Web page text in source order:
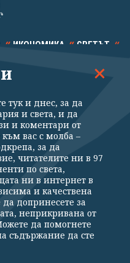
ИКОНОМИКА СВЕТЪТ
КАЛЕЙДОСКОП
за поверителност
Контакти
За Клуб Z
ни
Медия“ ЕООД, София, ул. "Алеко
2026 „Клуб Зебра Медия“
тук и днес, за да
и света, и да
и коментари от
вас с молба –
за да
читателите ни в 97
по света,
ни в интернет в
и качествена
допринесете за
неприкривана от
да помогнете
съдържание да сте